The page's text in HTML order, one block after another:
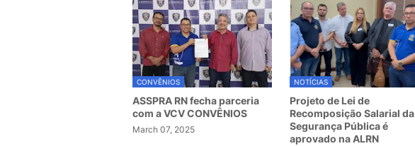
CONVÊNIOS
ASSPRA RN fecha parceria
com a VCV CONVÊNIOS
March 07, 2025
NOTÍCIAS
Projeto de Lei de
Recomposição Salarial da
Segurança Pública é
aprovado na ALRN